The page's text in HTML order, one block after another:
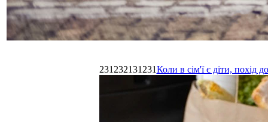
231232131231Коли в сім'ї є діти,